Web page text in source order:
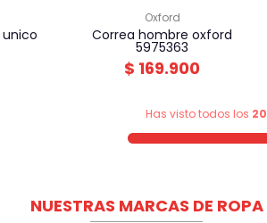
oxford
correa hombre oxford
5975363
$ 169.900
Has visto todos los 20
NUESTRAS MARCAS DE ROPA